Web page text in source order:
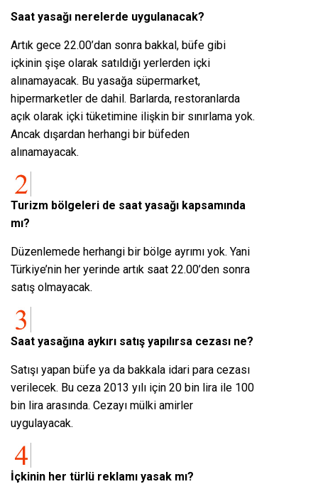
Saat yasağı nerelerde uygulanacak?
Artık gece 22.00’dan sonra bakkal, büfe gibi
içkinin şişe olarak satıldığı yerlerden içki
alınamayacak. Bu yasağa süpermarket,
hipermarketler de dahil. Barlarda, restoranlarda
açık olarak içki tüketimine ilişkin bir sınırlama yok.
Ancak dışardan herhangi bir büfeden
alınamayacak.
Turizm bölgeleri de saat yasağı kapsamında
mı?
Düzenlemede herhangi bir bölge ayrımı yok. Yani
Türkiye’nin her yerinde artık saat 22.00’den sonra
satış olmayacak.
Saat yasağına aykırı satış yapılırsa cezası ne?
Satışı yapan büfe ya da bakkala idari para cezası
verilecek. Bu ceza 2013 yılı için 20 bin lira ile 100
bin lira arasında. Cezayı mülki amirler
uygulayacak.
İçkinin her türlü reklamı yasak mı?